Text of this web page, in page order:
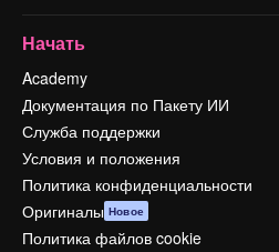
Начать
Academy
Документация по Пакету ИИ
Служба поддержки
Условия и положения
Политика конфиденциальности
Оригиналы Новое
Политика файлов cookie